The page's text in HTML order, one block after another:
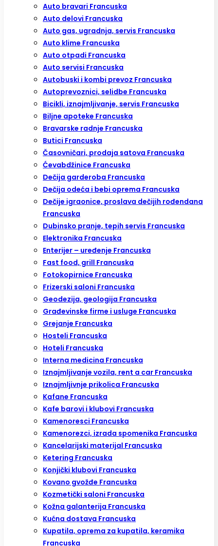
Auto bravari Francuska
Auto delovi Francuska
Auto gas, ugradnja, servis Francuska
Auto klime Francuska
Auto otpadi Francuska
Auto servisi Francuska
Autobuski i kombi prevoz Francuska
Autoprevoznici, selidbe Francuska
Bicikli, iznajmljivanje, servis Francuska
Biljne apoteke Francuska
Bravarske radnje Francuska
Butici Francuska
Časovničari, prodaja satova Francuska
Ćevabdžinice Francuska
Dečija garderoba Francuska
Dečija odeća i bebi oprema Francuska
Dečije igraonice, proslava dečijih rođendana
Francuska
Dubinsko pranje, tepih servis Francuska
Elektronika Francuska
Enterijer – uređenje Francuska
Fast food, grill Francuska
Fotokopirnice Francuska
Frizerski saloni Francuska
Geodezija, geologija Francuska
Građevinske firme i usluge Francuska
Grejanje Francuska
Hosteli Francuska
Hoteli Francuska
Interna medicina Francuska
Iznajmljivanje vozila, rent a car Francuska
Iznajmljivnje prikolica Francuska
Kafane Francuska
Kafe barovi i klubovi Francuska
Kamenoresci Francuska
Kamenorezci, izrada spomenika Francuska
Kancelarijski materijal Francuska
Ketering Francuska
Konjički klubovi Francuska
Kovano gvožđe Francuska
Kozmetički saloni Francuska
Kožna galanterija Francuska
Kućna dostava Francuska
Kupatila, oprema za kupatila, keramika
Francuska